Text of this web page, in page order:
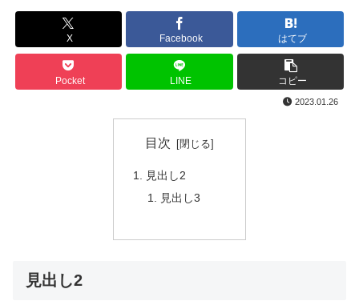
X Facebook はてブ
Pocket LINE コピー
2023.01.26
目次
見出し2
見出し3
見出し2